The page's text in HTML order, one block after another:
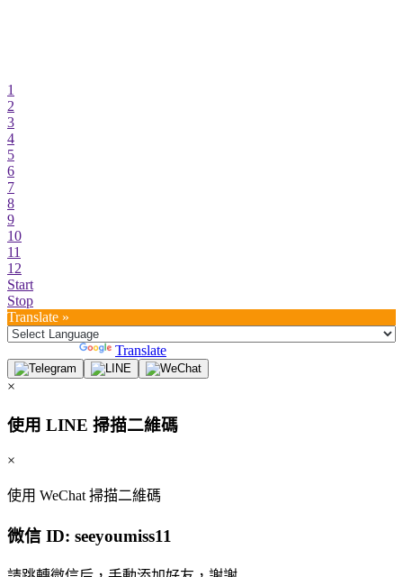
1
2
3
4
5
6
7
8
9
10
11
12
Start
Stop
Translate »
Translate
×
使用 LINE 掃描二維碼
×
使用 WeChat 掃描二維碼
微信 ID: seeyoumiss11